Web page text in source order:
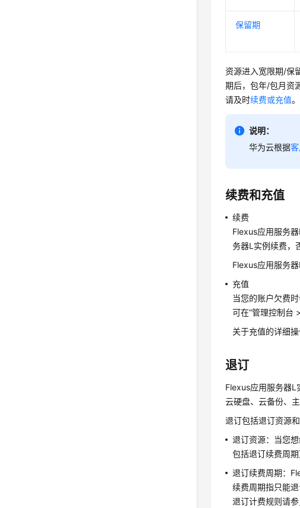
保留期
资源进入宽限期/保
期后，包年/包月资
请及时续费或充值。
说明：
华为云根据
续费和充值
续费
Flexus应用服务
务器L实例续费，
Flexus应用服务
充值
当您的账户欠费
可在“管理控制台
关于充值的详细
退订
Flexus应用服务器L
云硬盘、云备份、
退订包括退订资源
退订资源：当您
包括退订续费周
退订续费周期：
续费周期指只能
退订计费规则请